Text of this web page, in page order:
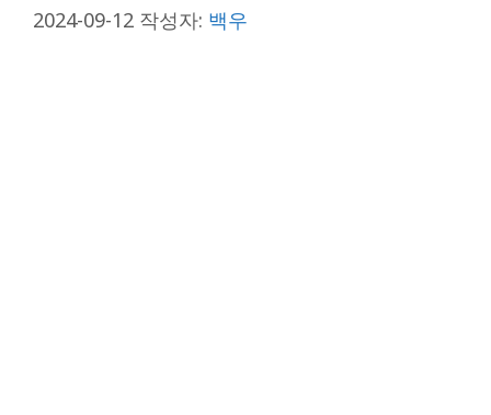
2024-09-12 작성자: 백우